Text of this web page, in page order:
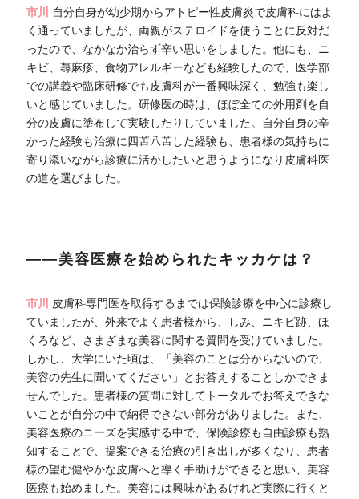
市川 自分自身が幼少期からアトピー性皮膚炎で皮膚科にはよ
く通っていましたが、両親がステロイドを使うことに反対だ
ったので、なかなか治らず辛い思いをしました。他にも、ニ
キビ、蕁麻疹、食物アレルギーなども経験したので、医学部
での講義や臨床研修でも皮膚科が一番興味深く、勉強も楽し
いと感じていました。研修医の時は、ほぼ全ての外用剤を自
分の皮膚に塗布して実験したりしていました。自分自身の辛
かった経験も治療に四苦八苦した経験も、患者様の気持ちに
寄り添いながら診療に活かしたいと思うようになり皮膚科医
の道を選びました。
――美容医療を始められたキッカケは？
市川 皮膚科専門医を取得するまでは保険診療を中心に診療し
ていましたが、外来でよく患者様から、しみ、ニキビ跡、ほ
くろなど、さまざまな美容に関する質問を受けていました。
しかし、大学にいた頃は、「美容のことは分からないので、
美容の先生に聞いてください」とお答えすることしかできま
せんでした。患者様の質問に対してトータルでお答えできな
いことが自分の中で納得できない部分がありました。また、
美容医療のニーズを実感する中で、保険診療も自由診療も熟
知することで、提案できる治療の引き出しが多くなり、患者
様の望む健やかな皮膚へと導く手助けができると思い、美容
医療も始めました。美容には興味があるけれど実際に行くと